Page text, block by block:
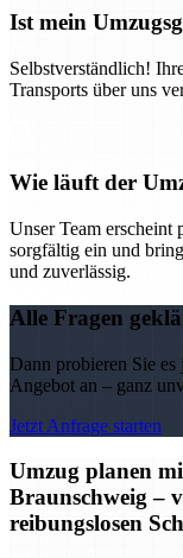
Ist mein
Selbstverständlich!
Transports über uns
Wie läuft der
Unser Team erscheint
sorgfältig ein und
und zuverlässig.
Alle Fragen
Dann probieren Sie
Angebot an – ganz
Jetzt Anfrage starten
Umzug planen
Braunschweig –
reibungslosen